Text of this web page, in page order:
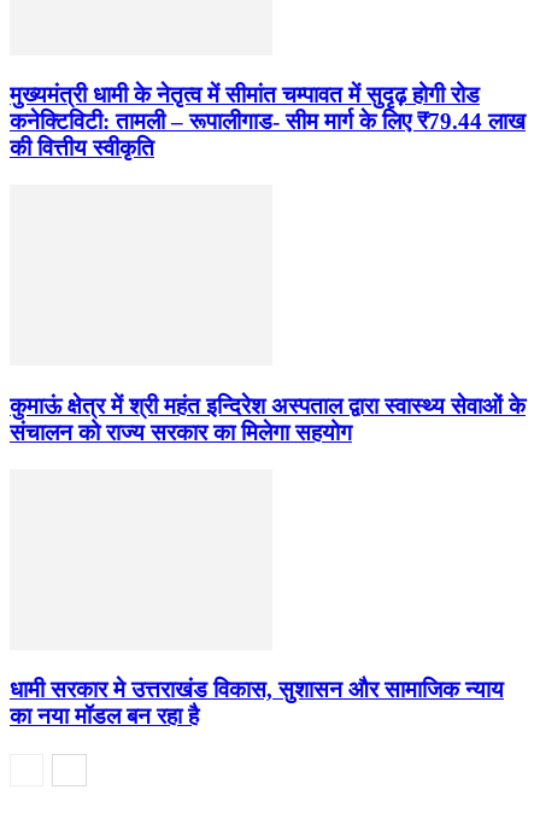
मुख्यमंत्री धामी के नेतृत्व में सीमांत चम्पावत में सुदृढ़ होगी रोड
कनेक्टिविटी: तामली – रूपालीगाड- सीम मार्ग के लिए ₹79.44 लाख
की वित्तीय स्वीकृति
कुमाऊं क्षेत्र में श्री महंत इन्दिरेश अस्पताल द्वारा स्वास्थ्य सेवाओं के
संचालन को राज्य सरकार का मिलेगा सहयोग
धामी सरकार मे उत्तराखंड विकास, सुशासन और सामाजिक न्याय
का नया मॉडल बन रहा है